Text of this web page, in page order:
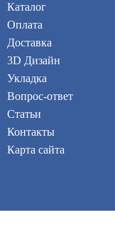
Каталог
Оплата
Доставка
3D Дизайн
Укладка
Вопрос-ответ
Статьи
Контакты
Карта сайта